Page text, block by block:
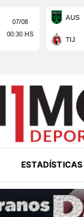
ESTADÍSTICAS